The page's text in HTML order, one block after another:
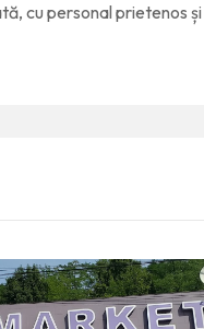
cu personal prietenos